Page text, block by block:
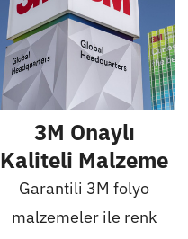
3M Onaylı
Kaliteli Malzeme
Garantili 3M folyo
malzemeler ile renk